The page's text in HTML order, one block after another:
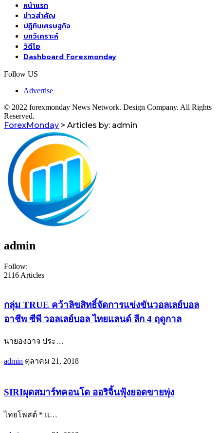
หน้าแรก
ข่าวสำคัญ
ปฏิทินเศรษฐกิจ
บทวิเคราะห์
วิดีโอ
Dashboard Forexmonday
Follow US
Advertise
© 2022 forexmonday News Network. Design Company. All Rights
Reserved.
ForexMonday > Articles by: admin
admin
Follow:
2116 Articles
กลุ่ม TRUE คว้าลิขสิทธิ์จัดการแข่งขันวอลเลย์บอล
อาชีพ ซีพี วอลเลย์บอล ไทยแลนด์ ลีก 4 ฤดูกาล
นายองอาจ ประ…
admin ตุลาคม 21, 2018
SIRIผุดสมาร์ทคอนโด ออริจิ้นฟุ้งยอดขายพุ่ง
ไทยโพสต์ * แ…